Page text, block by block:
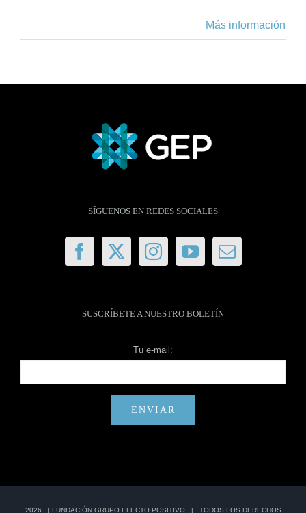
Más información
SÍGUENOS EN REDES SOCIALES
SUSCRÍBETE A NUESTRO BOLETÍN
Tu e-mail:
2026 | FUNDACIÓN GRUPO EFECTO POSITIVO| TODOS LOS DERECHOS